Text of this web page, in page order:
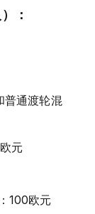
：
普通渡轮混
元
100欧元